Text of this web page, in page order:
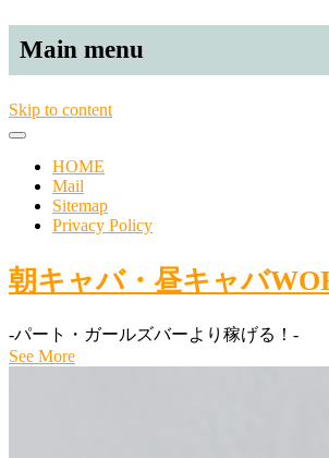
Main menu
Skip to content
HOME
Mail
Sitemap
Privacy Policy
朝キャバ・昼キャバ
-パート・ガールズバーより稼げる！-
See More